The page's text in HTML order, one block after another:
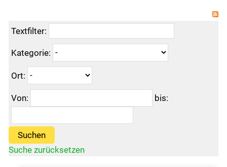
Aktuelles
Projekte
Freie Stellen
Wirtschaft
Textfilter:
Kategorie:
Ort:
Von: bis:
Suchen
Suche zurücksetzen